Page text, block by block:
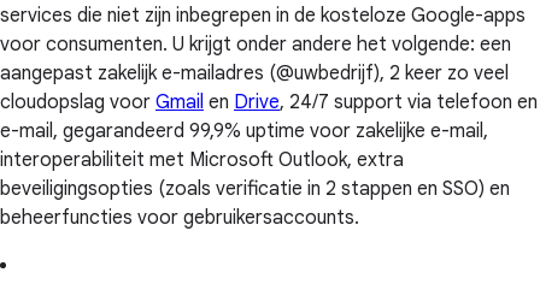
services die niet zijn inbegrepen in de kosteloze Google-apps
voor consumenten. U krijgt onder andere het volgende: een
aangepast zakelijk e-mailadres (@uwbedrijf), 2 keer zo veel
cloudopslag voor Gmail en Drive, 24/7 support via telefoon en
e-mail, gegarandeerd 99,9% uptime voor zakelijke e-mail,
interoperabiliteit met Microsoft Outlook, extra
beveiligingsopties (zoals verificatie in 2 stappen en SSO) en
beheerfuncties voor gebruikersaccounts.